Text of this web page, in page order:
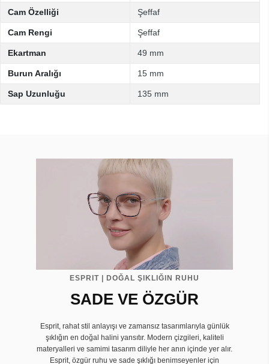
Cam Özelliği Şeffaf
Cam Rengi Şeffaf
Ekartman 49 mm
Burun Aralığı 15 mm
Sap Uzunluğu 135 mm
ESPRIT | DOĞAL ŞIKLIĞIN RUHU
SADE VE ÖZGÜR
Esprit, rahat stil anlayışı ve zamansız tasarımlarıyla günlük
şıklığın en doğal halini yansıtır. Modern çizgileri, kaliteli
materyalleri ve samimi tasarım diliyle her anın içinde yer alır.
Esprit, özgür ruhu ve sade şıklığı benimseyenler için